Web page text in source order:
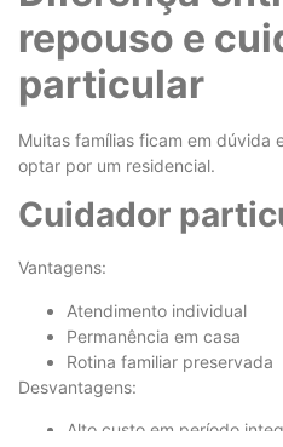
repouso e
particular
Muitas famílias ficam em dúvida
optar por um residencial.
Cuidador
Vantagens:
Atendimento individual
Permanência em casa
Rotina familiar preservada
Desvantagens:
Alto custo em período